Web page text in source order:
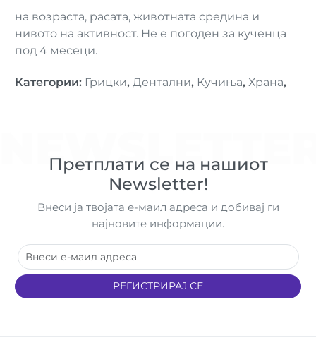
на возраста, расата, животната средина и
нивото на активност. Не е погоден за кученца
под 4 месеци.
Категории: Грицки, Дентални, Кучиња, Храна,
Претплати се на нашиот
Newsletter!
Внеси ја твојата е-маил адреса и добивај ги
најновите информации.
РЕГИСТРИРАЈ СЕ